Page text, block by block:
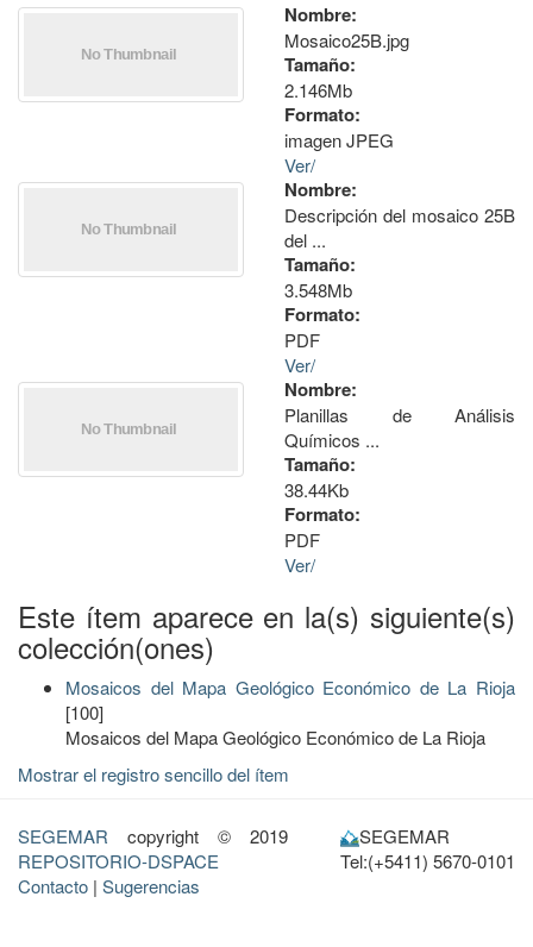
Nombre:
Mosaico25B.jpg
Tamaño:
2.146Mb
Formato:
imagen JPEG
Ver/
Nombre:
Descripción del mosaico 25B
del ...
Tamaño:
3.548Mb
Formato:
PDF
Ver/
Nombre:
Planillas de Análisis
Químicos ...
Tamaño:
38.44Kb
Formato:
PDF
Ver/
Este ítem aparece en la(s) siguiente(s)
colección(ones)
Mosaicos del Mapa Geológico Económico de La Rioja
[100]
Mosaicos del Mapa Geológico Económico de La Rioja
Mostrar el registro sencillo del ítem
SEGEMAR copyright © 2019
REPOSITORIO-DSPACE
Contacto | Sugerencias
SEGEMAR
Tel:(+5411) 5670-0101